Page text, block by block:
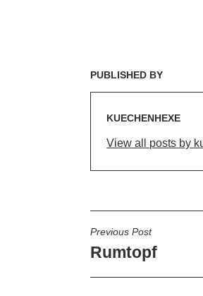
PUBLISHED BY
KUECHENHEXE
View all posts by
Previous Post
Rumtopf